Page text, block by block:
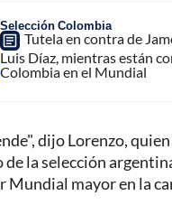
Selección Colombia
Tutela en contra de
Luis Díaz, mientras están
Colombia en el Mundial
dijo Lorenzo,
la selección
Mundial mayor en la